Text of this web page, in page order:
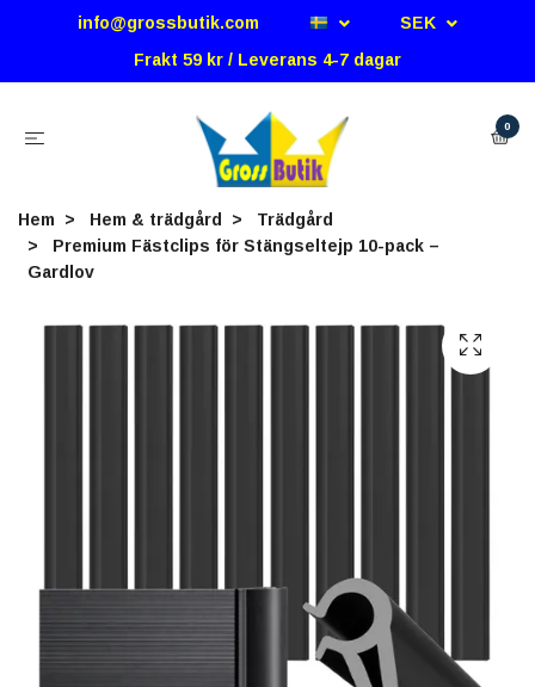
info@grossbutik.com
SEK
Frakt 59 kr / Leverans 4-7 dagar
0
Hem Hem & trädgård
Trädgård
Premium Fästclips för Stängseltejp 10-pack –
Gardlov